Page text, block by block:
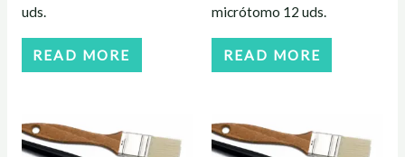
uds.
READ MORE
micrótomo 12 uds.
READ MORE